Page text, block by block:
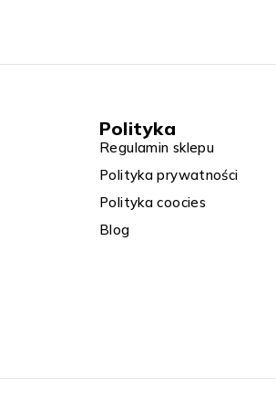
Polityka
Regulamin sklepu​
Polityka prywatności
Polityka coocies
Blog